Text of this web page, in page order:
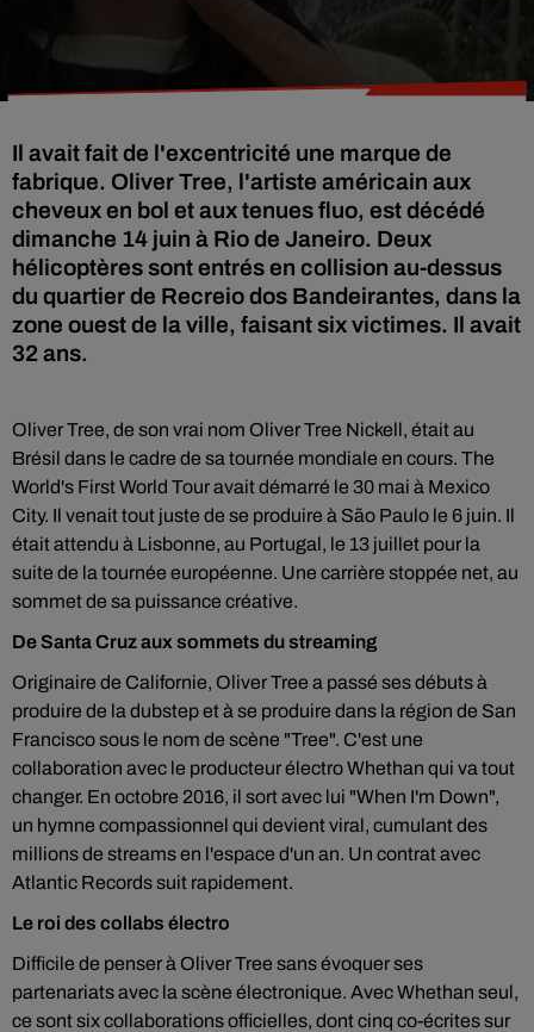
Il avait fait de l'excentricité une marque de
fabrique. Oliver Tree, l'artiste américain aux
cheveux en bol et aux tenues fluo, est décédé
dimanche 14 juin à Rio de Janeiro. Deux
hélicoptères sont entrés en collision au-dessus
du quartier de Recreio dos Bandeirantes, dans la
zone ouest de la ville, faisant six victimes. Il avait
32 ans.
Oliver Tree, de son vrai nom Oliver Tree Nickell, était au
Brésil dans le cadre de sa tournée mondiale en cours. The
World's First World Tour avait démarré le 30 mai à Mexico
City. Il venait tout juste de se produire à São Paulo le 6 juin. Il
était attendu à Lisbonne, au Portugal, le 13 juillet pour la
suite de la tournée européenne. Une carrière stoppée net, au
sommet de sa puissance créative.
De Santa Cruz aux sommets du streaming
Originaire de Californie, Oliver Tree a passé ses débuts à
produire de la dubstep et à se produire dans la région de San
Francisco sous le nom de scène "Tree". C'est une
collaboration avec le producteur électro Whethan qui va tout
changer. En octobre 2016, il sort avec lui "When I'm Down",
un hymne compassionnel qui devient viral, cumulant des
millions de streams en l'espace d'un an. Un contrat avec
Atlantic Records suit rapidement.
Le roi des collabs électro
Difficile de penser à Oliver Tree sans évoquer ses
partenariats avec la scène électronique. Avec Whethan seul,
ce sont six collaborations officielles, dont cinq co-écrites sur